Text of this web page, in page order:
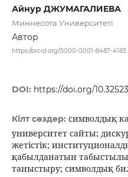
Айнур ДЖУМАГАЛИЕВА
Миннесота Университеті
Автор
https://orcid.org/0000-0001-8487-4183
DOI: https://doi.org/
Кілт сөздер: символдық
университет сайты;
жетістік;
қабылданатын
таныстыру; символдық